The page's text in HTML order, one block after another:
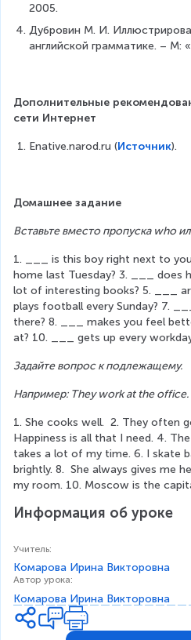
2005.
Дубровин М. И.
английской грамматике. – М:
Дополнительные
сети Интернет
Enative.narod.ru (Источник).
Домашнее задание
Вставьте вместо пропуска who
1. ___ is this boy right next to
home last Tuesday? 3. ___ does
lot of interesting books? 5. ___
plays football every Sunday? 7.
there? 8. ___ makes you feel
at? 10. ___ gets up every
Задайте вопрос к подлежащему.
Например: They work at the
1. She cooks well.  2. They often
Happiness is all that I need. 4.
takes a lot of my time. 6. I skate
brightly. 8.  She always gives me
my room. 10. Moscow is the
Информация об уроке
Учитель:
Комарова Ирина Викторовна
Автор урока:
Комарова Ирина Викторовна